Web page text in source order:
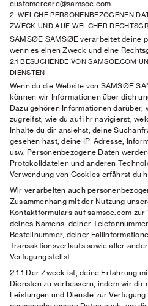
customercare@samsoe.com.
2. WELCHE PERSONENBEZOGENEN
ZWECK UND AUF WELCHER
SAMSØE SAMSØE verarbeitet deine
wenn es einen Zweck und eine
2.1 BESUCHENDE VON SAMSOE.COM
DIENSTEN
Wenn du die Website von SAMSØE
können wir Informationen über dich
Dazu gehören Informationen darüber,
zugreifst, wie du auf ihr navigierst,
Inhalte du dir ansiehst, deine
gesehen hast, deine IP-Adresse,
usw. Personenbezogene Daten
Protokolldateien und anderen
Verwendung von Cookies erfährst du
Wir verarbeiten auch
Zusammenhang mit der Nutzung
Kontaktformulars aufsamsoe.com zur
deines Namens, deiner
Bestellnummer, deiner
Transaktionsverlaufs sowie aller
Verfügung stellst.
2.1.1 Der Zweck ist, deine Erfahrung
Diensten zu verbessern, indem wir
Leistungen und Dienste zur